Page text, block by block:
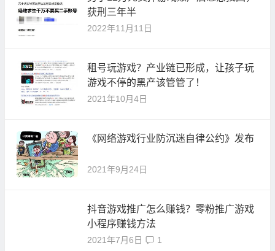
获刑三年半
2022年11月11日
租号玩游戏？产业链已形成，让孩子玩
游戏不停的黑产该管管了！
2021年10月4日
《网络游戏行业防沉迷自律公约》发布
2021年9月24日
抖音游戏推广怎么赚钱？零粉推广游戏
小程序赚钱方法
2021年7月6日 1